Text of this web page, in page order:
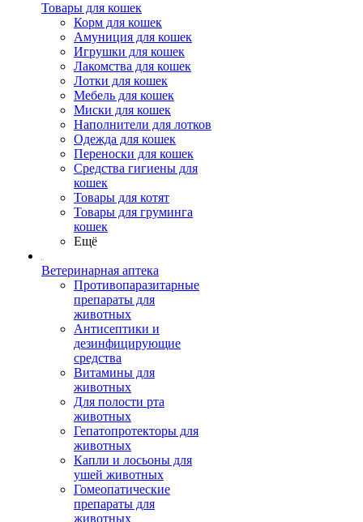
Товары для кошек
Корм для кошек
Амуниция для кошек
Игрушки для кошек
Лакомства для кошек
Лотки для кошек
Мебель для кошек
Миски для кошек
Наполнители для лотков
Одежда для кошек
Переноски для кошек
Средства гигиены для
кошек
Товары для котят
Товары для груминга
кошек
Ещё
Ветеринарная аптека
Противопаразитарные
препараты для
животных
Антисептики и
дезинфицирующие
средства
Витамины для
животных
Для полости рта
животных
Гепатопротекторы для
животных
Капли и лосьоны для
ушей животных
Гомеопатические
препараты для
животных